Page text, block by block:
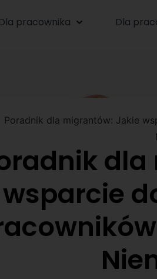
Dla pracownika Dla
Poradnik dla migrantów: Jakie
wsparcie